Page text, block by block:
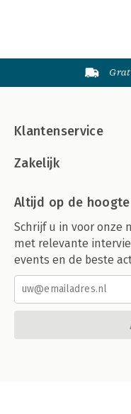
Klantenservice
Zakelijk
Altijd op de hoogte
Schrijf u in voor onze
met relevante
events en de beste